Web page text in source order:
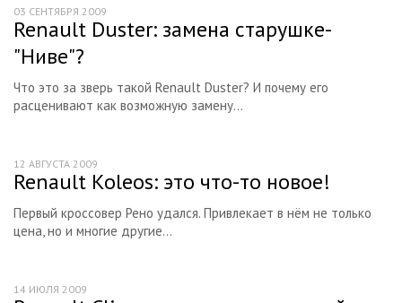
Renault Duster: замена старушке-
"Ниве"?
Что это за зверь такой Renault Duster? И почему его
расценивают как возможную замену...
03 СЕНТЯБРЯ 2009
Renault Koleos: это что-то новое!
Первый кроссовер Рено удался. Привлекает в нём не только
цена, но и многие другие...
12 АВГУСТА 2009
14 ИЮЛЯ 2009